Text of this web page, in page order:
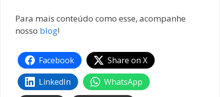
Para mais conteúdo como esse, acompanhe
nosso blog!
Facebook
Share on X
LinkedIn
WhatsApp